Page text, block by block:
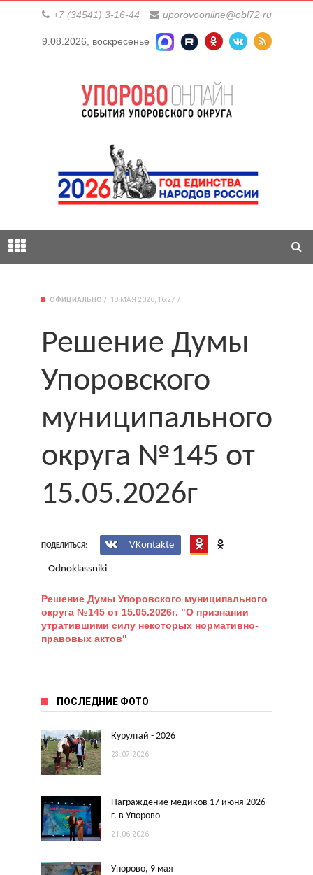
+7 (34541) 3-16-44 uporovoonline@obl72.ru
9.08.2026, воскресенье
ОФИЦИАЛЬНО 18 МАЯ 2026, 16:27
Решение Думы
Упоровского
муниципального
округа №145 от
15.05.2026г
ПОДЕЛИТЬСЯ: VKontakte
Odnoklassniki
Решение Думы Упоровского муниципального
округа №145 от 15.05.2026г. "О признании
утратившими силу некоторых нормативно-
правовых актов"
ПОСЛЕДНИЕ ФОТО
Курултай - 2026
23.07.2026
Награждение медиков 17 июня 2026
г. в Упорово
21.06.2026
Упорово, 9 мая